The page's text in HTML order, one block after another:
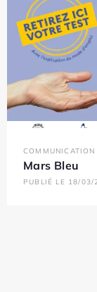
COMMUNICATION
Mars Bleu
PUBLIÉ LE 18/03/